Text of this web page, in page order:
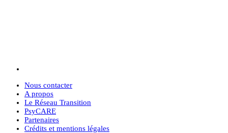
Nous contacter
A propos
Le Réseau Transition
PsyCARE
Partenaires
Crédits et mentions légales